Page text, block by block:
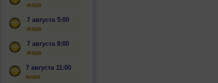
жара
7 августа 5:00
жара
7 августа 8:00
жара
7 августа 11:00
жара